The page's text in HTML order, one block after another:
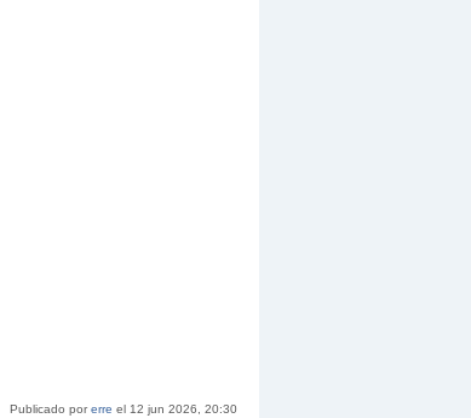
Publicado porerre el 12 jun 2026, 20:30